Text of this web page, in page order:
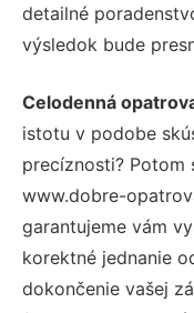
detailné
výsledok bude
Celodenná
istotu v podobe
precíznosti? Potom
www.dobre-
garantujeme vám
korektné jednanie
dokončenie vašej